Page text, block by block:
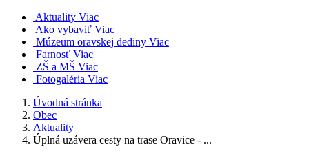
Aktuality Viac
Ako vybaviť Viac
Múzeum oravskej dediny Viac
Farnosť Viac
ZŠ a MŠ Viac
Fotogaléria Viac
Úvodná stránka
Obec
Aktuality
Úplná uzávera cesty na trase Oravice - ...